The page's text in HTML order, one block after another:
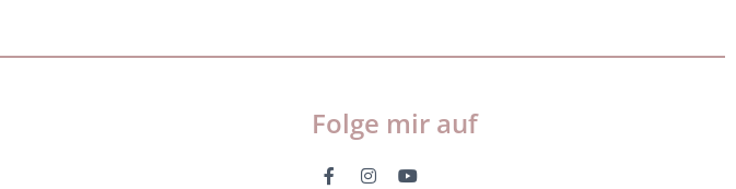
Folge mir auf